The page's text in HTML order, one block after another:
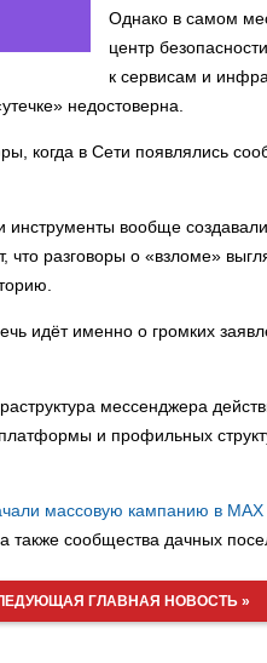
Однако в самом
центр
к сервисам и
недостоверна.
когда в Сети появлялись
вообще
разговоры о «взломе»
идёт именно о громких
мессенджера
и профильных
массовую кампанию в MAX
также сообщества дачных
ГЛАВНАЯ НОВОСТЬ »